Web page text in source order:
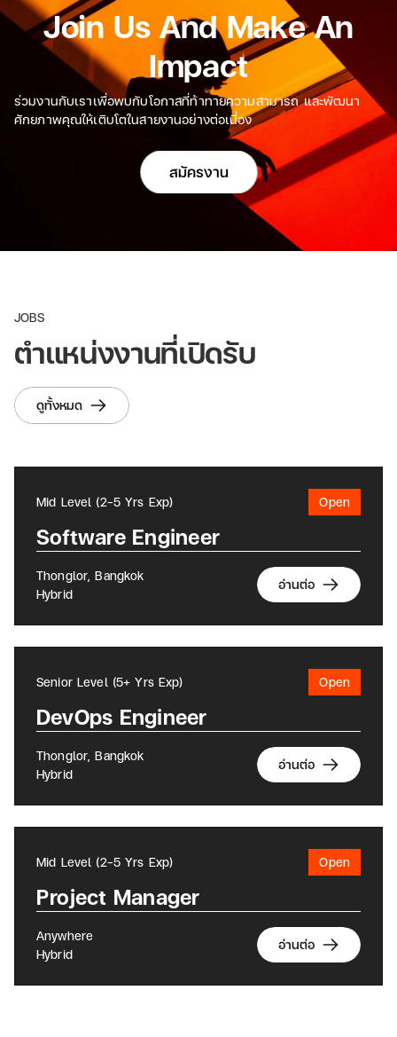
Join Us And Make An
Impact
ร่วมงานกับเราเพื่อพบกับโอกาสที่ท้าทายความสามารถ และพัฒนา
ศักยภาพคุณให้เติบโตในสายงานอย่างต่อเนื่อง
สมัครงาน
JOBS
ตำแหน่งงานที่เปิดรับ
ดูทั้งหมด
Mid Level (2-5 Yrs Exp) Open
Software Engineer
Thonglor, Bangkok
Hybrid
อ่านต่อ
Senior Level (5+ Yrs Exp) Open
DevOps Engineer
Thonglor, Bangkok
Hybrid
อ่านต่อ
Mid Level (2-5 Yrs Exp) Open
Project Manager
Anywhere
Hybrid
อ่านต่อ